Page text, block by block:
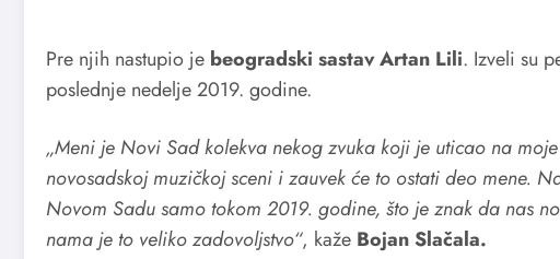
Pre njih nastupio je beogradski sastav Artan Lili. Izveli su
poslednje nedelje 2019. godine.
„Meni je Novi Sad kolekva nekog zvuka koji je uticao na
novosadskoj muzičkoj sceni i zauvek će to ostati deo mene.
Novom Sadu samo tokom 2019. godine, što je znak da nas
nama je to veliko zadovoljstvo“, kaže Bojan Slačala.